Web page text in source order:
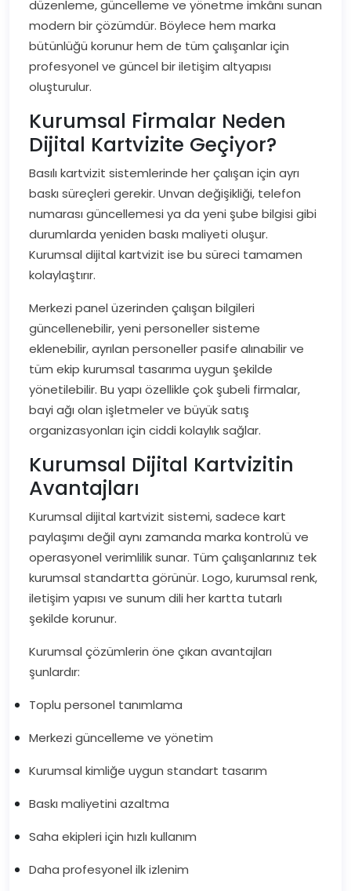
düzenleme, güncelleme ve yönetme imkânı sunan
modern bir çözümdür. Böylece hem marka
bütünlüğü korunur hem de tüm çalışanlar için
profesyonel ve güncel bir iletişim altyapısı
oluşturulur.
Kurumsal Firmalar Neden
Dijital Kartvizite Geçiyor?
Basılı kartvizit sistemlerinde her çalışan için ayrı
baskı süreçleri gerekir. Unvan değişikliği, telefon
numarası güncellemesi ya da yeni şube bilgisi gibi
durumlarda yeniden baskı maliyeti oluşur.
Kurumsal dijital kartvizit ise bu süreci tamamen
kolaylaştırır.
Merkezi panel üzerinden çalışan bilgileri
güncellenebilir, yeni personeller sisteme
eklenebilir, ayrılan personeller pasife alınabilir ve
tüm ekip kurumsal tasarıma uygun şekilde
yönetilebilir. Bu yapı özellikle çok şubeli firmalar,
bayi ağı olan işletmeler ve büyük satış
organizasyonları için ciddi kolaylık sağlar.
Kurumsal Dijital Kartvizitin
Avantajları
Kurumsal dijital kartvizit sistemi, sadece kart
paylaşımı değil aynı zamanda marka kontrolü ve
operasyonel verimlilik sunar. Tüm çalışanlarınız tek
kurumsal standartta görünür. Logo, kurumsal renk,
iletişim yapısı ve sunum dili her kartta tutarlı
şekilde korunur.
Kurumsal çözümlerin öne çıkan avantajları
şunlardır:
Toplu personel tanımlama
Merkezi güncelleme ve yönetim
Kurumsal kimliğe uygun standart tasarım
Baskı maliyetini azaltma
Saha ekipleri için hızlı kullanım
Daha profesyonel ilk izlenim